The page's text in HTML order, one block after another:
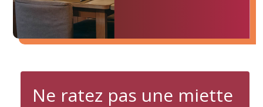
Ne ratez pas une miette